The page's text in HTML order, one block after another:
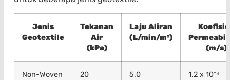
Jenis
Geotextile
Tekanan
Air
(kPa)
Laju Aliran
(L/min/m²)
(m/s)
Non-Woven
20 5.0 1.2 x 10⁻⁴